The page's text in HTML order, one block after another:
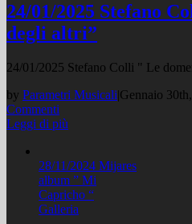
24/01/2025 Stefano
degli altri”
24/01/2025 Stefano Colli " Le
by Parametri Musicali|Gennaio
Commenti
Leggi di più
28/11/2024 Mijares
album ” Mi
Capricho “
Galleria